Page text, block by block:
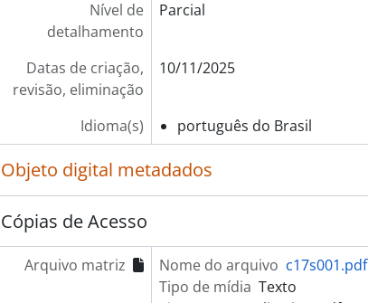
Nível de
detalhamento
Parcial
Datas de criação,
revisão, eliminação
10/11/2025
Idioma(s) português do Brasil
Objeto digital metadados
Cópias de Acesso
Arquivo matriz Nome do arquivo c17s001.pdf
Tipo de mídia Texto